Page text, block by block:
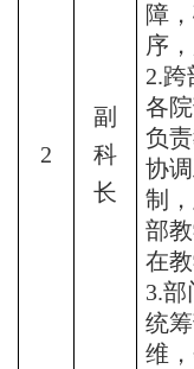
2
副
科
长
障
序
2.
各
负
协
制
部
在
3.
统
维